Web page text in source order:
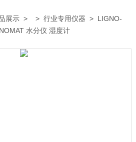
展示 > >行业专用仪器 > LIGNO-
VERSATEC V美国LIGNOMAT 水分仪 湿度计